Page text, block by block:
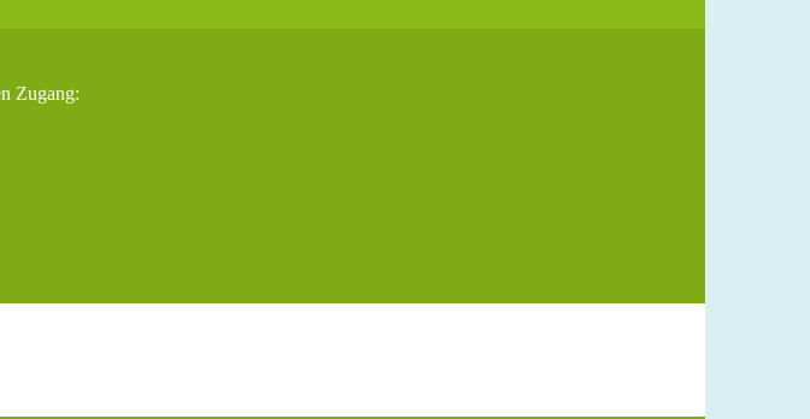
Zugang: